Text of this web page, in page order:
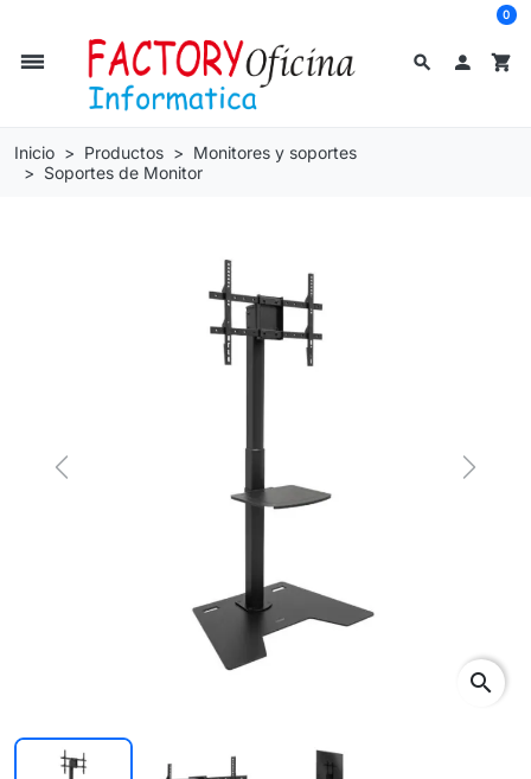
search
dehaze  shopping_cart
0
Inicio Productos
Monitores y soportes
Soportes de Monitor
Previous Next
search